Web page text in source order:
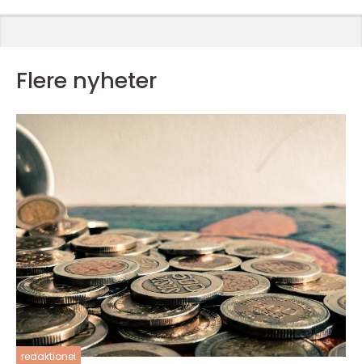
Flere nyheter
redaktionel